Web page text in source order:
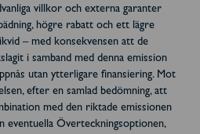
villkor och externa garanter
högre rabatt och ett lägre
– med konsekvensen att de
i samband med denna emission
utan ytterligare finansiering. Mot
efter en samlad bedömning, att
med den riktade emissionen
eventuella Överteckningsoptionen,